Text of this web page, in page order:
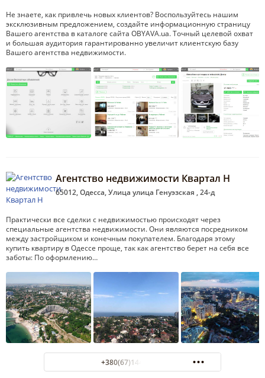
Не знаете, как привлечь новых клиентов? Воспользуйтесь нашим
эксклюзивным предложением, создайте информационную страницу
Вашего агентства в каталоге сайта OBYAVA.ua. Точный целевой охват
и большая аудитория гарантированно увеличит клиентскую базу
Вашего агентства недвижимости.
Агентство недвижимости Квартал Н
65012, Одесса, Улица улица Генуэзская , 24-д
Практически все сделки с недвижимостью происходят через
специальные агентства недвижимости. Они являются посредником
между застройщиком и конечным покупателем. Благодаря этому
купить квартиру в Одессе проще, так как агентство берет на себя все
заботы: По оформлению…
+380(67)144-98-44